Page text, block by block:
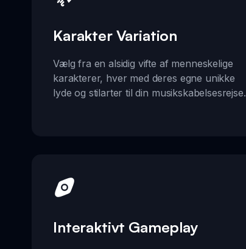
Karakter Variation
Vælg fra en alsidig vifte af menneskelige
karakterer, hver med deres egne unikke
lyde og stilarter til din musikskabelsesrejse.
Interaktivt Gameplay